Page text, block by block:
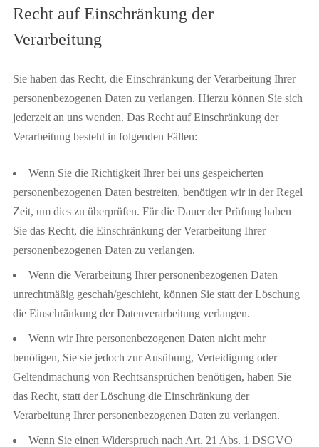
Recht auf Einschränkung der
Verarbeitung
Sie haben das Recht, die Einschränkung der Verarbeitung Ihrer
personenbezogenen Daten zu verlangen. Hierzu können Sie sich
jederzeit an uns wenden. Das Recht auf Einschränkung der
Verarbeitung besteht in folgenden Fällen:
Wenn Sie die Richtigkeit Ihrer bei uns gespeicherten
personenbezogenen Daten bestreiten, benötigen wir in der Regel
Zeit, um dies zu überprüfen. Für die Dauer der Prüfung haben
Sie das Recht, die Einschränkung der Verarbeitung Ihrer
personenbezogenen Daten zu verlangen.
Wenn die Verarbeitung Ihrer personenbezogenen Daten
unrechtmäßig geschah/geschieht, können Sie statt der Löschung
die Einschränkung der Datenverarbeitung verlangen.
Wenn wir Ihre personenbezogenen Daten nicht mehr
benötigen, Sie sie jedoch zur Ausübung, Verteidigung oder
Geltendmachung von Rechtsansprüchen benötigen, haben Sie
das Recht, statt der Löschung die Einschränkung der
Verarbeitung Ihrer personenbezogenen Daten zu verlangen.
Wenn Sie einen Widerspruch nach Art. 21 Abs. 1 DSGVO